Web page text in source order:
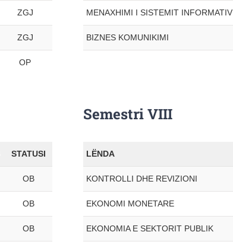
ZGJ
ZGJ
OP
STATUSI
OB
OB
OB
MENAXHIMI I SISTEMIT INFORMATIV
BIZNES KOMUNIKIMI
Semestri VIII
LËNDA
KONTROLLI DHE REVIZIONI
EKONOMI MONETARE
EKONOMIA E SEKTORIT PUBLIK